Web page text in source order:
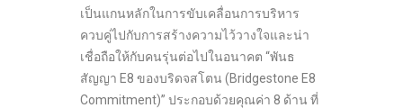
เป็นแกนหลักในการขับเคลื่อนการบริหาร
ควบคู่ไปกับการสร้างความไว้วางใจและน่า
เชื่อถือให้กับคนรุ่นต่อไปในอนาคต “พันธ
สัญญา E8 ของบริดจสโตน (Bridgestone E8
Commitment)” ประกอบด้วยคุณค่า 8 ด้าน ที่